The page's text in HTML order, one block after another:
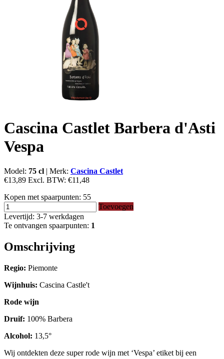
Cascina Castlet Barbera d'Asti
Vespa
Model: 75 cl | Merk: Cascina Castlet
€13,89 Excl. BTW: €11,48
Kopen met spaarpunten: 55
Toevoegen
Levertijd: 3-7 werkdagen
Te ontvangen spaarpunten: 1
Omschrijving
Regio: Piemonte
Wijnhuis: Cascina Castle't
Rode wijn
Druif: 100% Barbera
Alcohol: 13,5°
Wij ontdekten deze super rode wijn met ‘Vespa’ etiket bij een